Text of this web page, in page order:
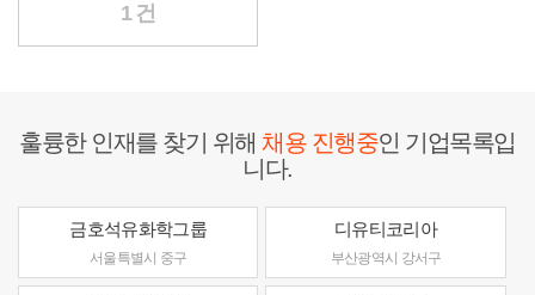
1 건
훌륭한 인재를 찾기 위해채용 진행중인 기업목록입
니다.
금호석유화학그룹
서울특별시 중구
디유티코리아
부산광역시 강서구